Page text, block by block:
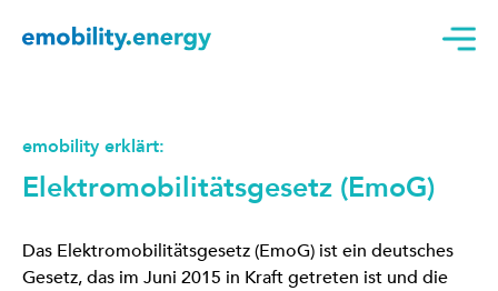
emobility erklärt:
Elektromobilitätsgesetz (EmoG)
Das Elektromobilitätsgesetz (EmoG) ist ein deutsches
Gesetz, das im Juni 2015 in Kraft getreten ist und die